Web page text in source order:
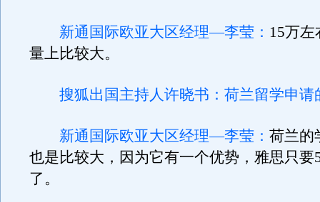
新通国际欧亚大区经理—李莹： 15万
量上比较大。
搜狐出国主持人许晓书：荷兰留学申请
新通国际欧亚大区经理—李莹： 荷兰的
也是比较大，因为它有一个优势，雅思只要
了。